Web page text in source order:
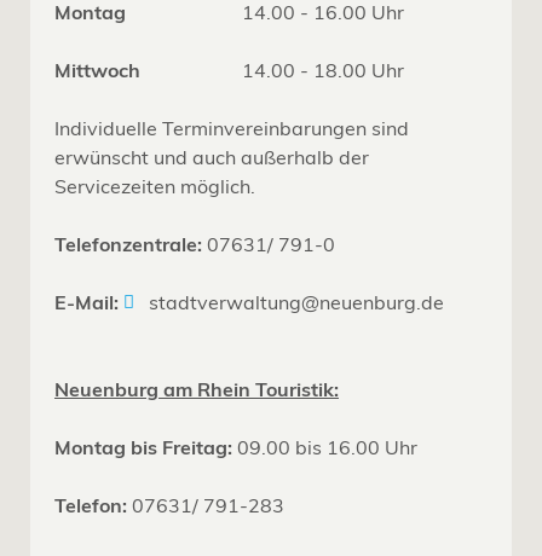
Montag 14.00 - 16.00 Uhr
Mittwoch 14.00 - 18.00 Uhr
Individuelle Terminvereinbarungen sind
erwünscht und auch außerhalb der
Servicezeiten möglich.
Telefonzentrale: 07631/ 791-0
E-Mail: stadtverwaltung@neuenburg.de
Neuenburg am Rhein Touristik:
Montag bis Freitag: 09.00 bis 16.00 Uhr
Telefon: 07631/ 791-283